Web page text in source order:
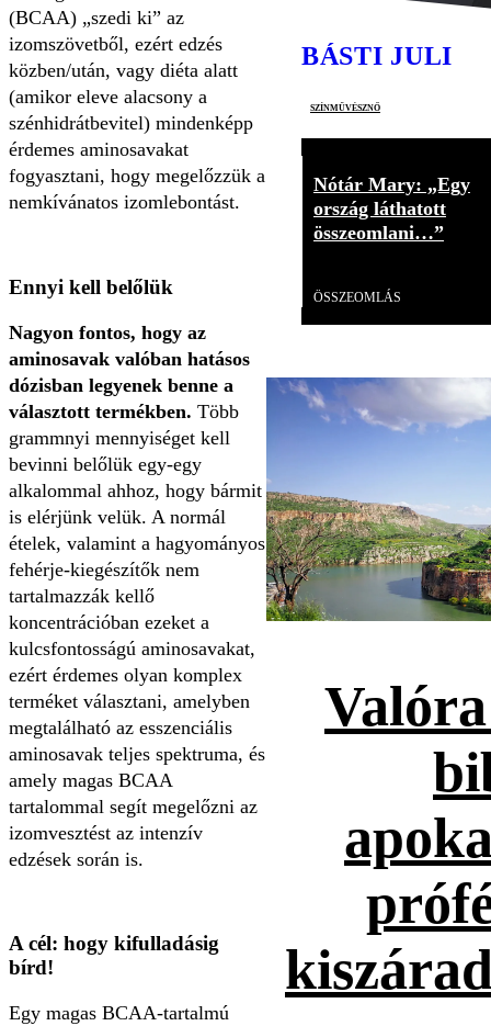
(BCAA) „szedi ki” az
izomszövetből, ezért edzés
közben/után, vagy diéta alatt
(amikor eleve alacsony a
szénhidrátbevitel) mindenképp
érdemes aminosavakat
fogyasztani, hogy megelőzzük a
nemkívánatos izomlebontást.
Ennyi kell belőlük
Nagyon fontos, hogy az
aminosavak valóban hatásos
dózisban legyenek benne a
választott termékben. Több
grammnyi mennyiséget kell
bevinni belőlük egy-egy
alkalommal ahhoz, hogy bármit
is elérjünk velük. A normál
ételek, valamint a hagyományos
fehérje-kiegészítők nem
tartalmazzák kellő
koncentrációban ezeket a
kulcsfontosságú aminosavakat,
ezért érdemes olyan komplex
terméket választani, amelyben
megtalálható az esszenciális
aminosavak teljes spektruma, és
amely magas BCAA
tartalommal segít megelőzni az
izomvesztést az intenzív
edzések során is.
A cél: hogy kifulladásig
bírd!
Egy magas BCAA-tartalmú
BÁSTI JULI
színművésznő
Nótár Mary: „Egy
ország láthatott
összeomlani…”
ÖSSZEOMLÁS